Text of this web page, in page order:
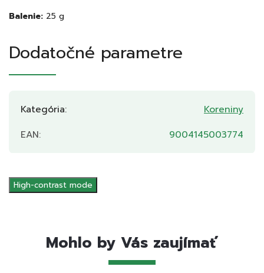
Balenie: 25 g
Dodatočné parametre
Kategória:
Koreniny
EAN: 9004145003774
High-contrast mode
Mohlo by Vás zaujímať